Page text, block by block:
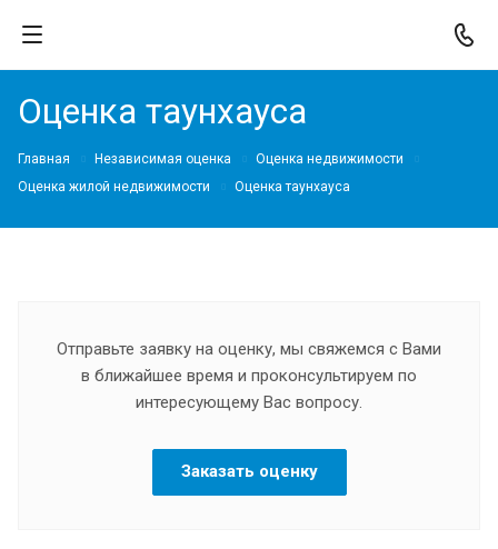
Оценка таунхауса
Главная Независимая оценка
Оценка недвижимости
Оценка жилой недвижимости
Оценка таунхауса
Отправьте заявку на оценку, мы свяжемся с Вами
в ближайшее время и проконсультируем по
интересующему Вас вопросу.
Заказать оценку